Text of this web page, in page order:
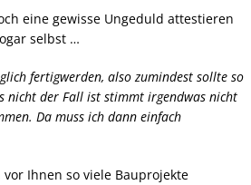
eine gewisse Ungeduld attestieren
selbst …
fertigwerden, also zumindest sollte so
nicht der Fall ist stimmt irgendwas nicht
Da muss ich dann einfach
Ihnen so viele Bauprojekte